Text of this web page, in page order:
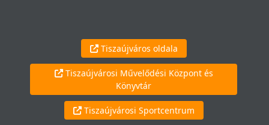
Tiszaújváros oldala
Tiszaújvárosi Művelődési Központ és
Könyvtár
Tiszaújvárosi Sportcentrum